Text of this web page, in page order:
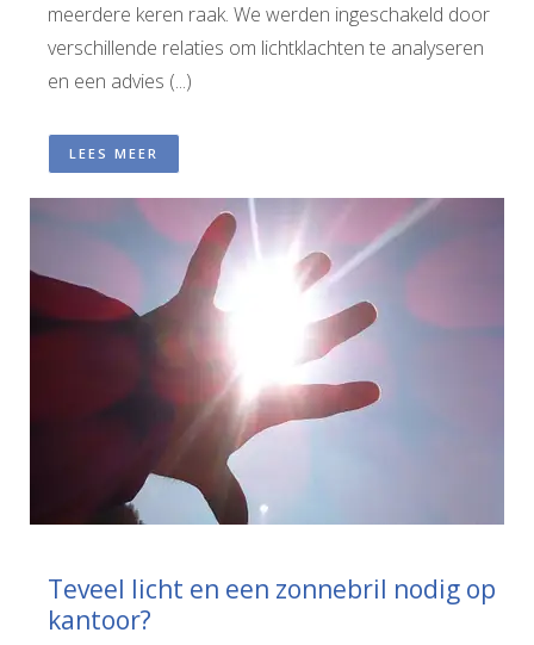
meerdere keren raak. We werden ingeschakeld door
verschillende relaties om lichtklachten te analyseren
en een advies (...)
LEES MEER
Teveel licht en een zonnebril nodig op
kantoor?